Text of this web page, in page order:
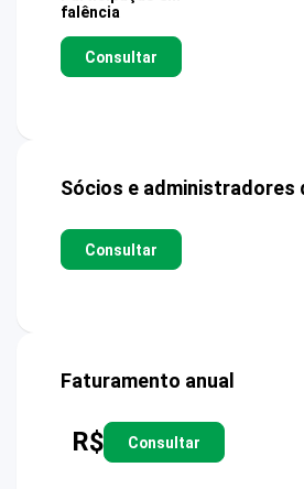
falência
Consultar
Sócios e administradores
Consultar
Faturamento anual
R$ Consultar